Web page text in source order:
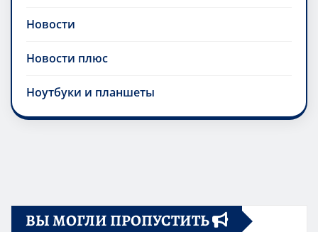
Новости
Новости плюс
Ноутбуки и планшеты
ВЫ МОГЛИ ПРОПУСТИТЬ